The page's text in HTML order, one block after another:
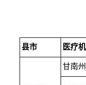
县市 医疗
甘南